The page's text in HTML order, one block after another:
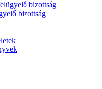
bizottság
bizottság